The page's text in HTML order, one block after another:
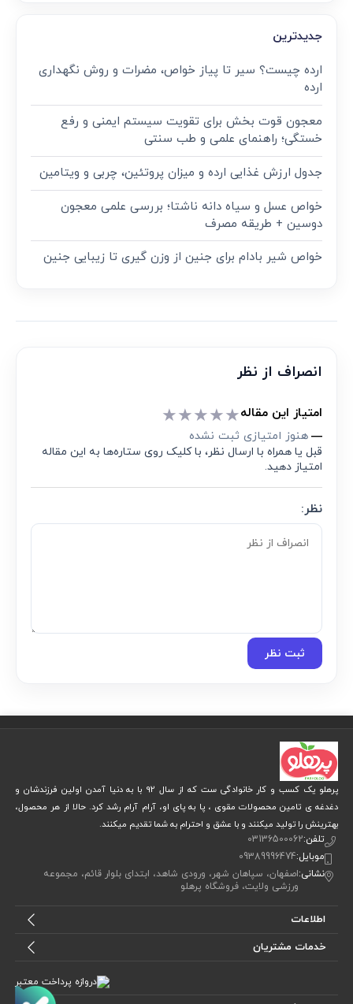
جدیدترین
ارده چیست؟ سیر تا پیاز خواص، مضرات و روش نگهداری
ارده
معجون قوت‌ بخش برای تقویت سیستم ایمنی و رفع
خستگی؛ راهنمای علمی و طب سنتی
جدول ارزش غذایی ارده و میزان پروتئین، چربی و ویتامین
خواص عسل و سیاه دانه ناشتا؛ بررسی علمی معجون
دوسین + طریقه مصرف
خواص شیر بادام برای جنین از وزن گیری تا زیبایی جنین
انصراف از نظر
امتیاز این مقاله★
★
★
★
★
— هنوز امتیازی ثبت نشده
قبل یا همراه با ارسال نظر، با کلیک روی ستاره‌ها به این مقاله
امتیاز دهید.
نظر:
ثبت نظر
پرهلو یک کسب و کار خانوادگی ست که از سال 92 با به دنیا آمدن اولین فرزندشان و
دغدغه ی تامین محصولات مقوی ، پا به پای او، آرام آرام رشد کرد. حالا از هر محصول،
بهترینش را تولید میکنند و با عشق و احترام به شما تقدیم میکنند.
تلفن:03136500062
موبایل:09389996474
نشانی:اصفهان، سپاهان شهر، ورودی شاهد، ابتدای بلوار قائم، مجموعه
ورزشی ولایت، فروشگاه پرهلو
اطلاعات
خدمات مشتریان